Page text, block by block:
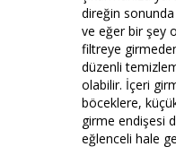
direğin
ve eğer bir şey
filtreye
düzenli
olabilir. İçeri
böceklere,
girme endişesi
eğlenceli hale